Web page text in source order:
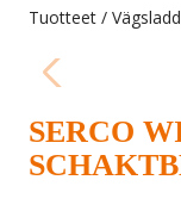
Tuotteet /
SERCO